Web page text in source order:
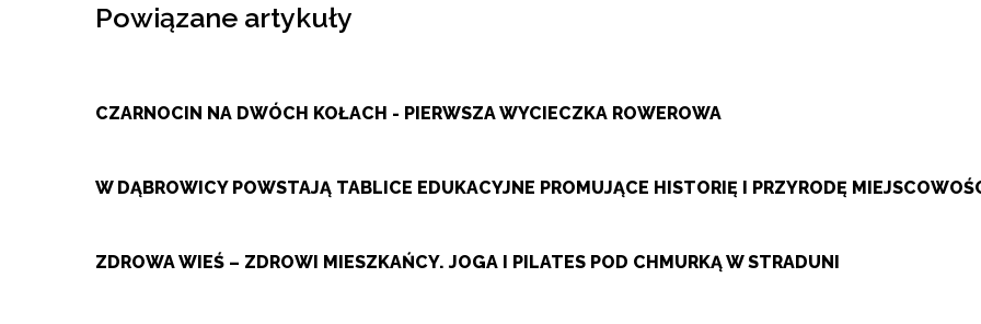
Powiązane artykuły
CZARNOCIN NA DWÓCH KOŁACH - PIERWSZA WYCIECZKA ROWEROWA
W DĄBROWICY POWSTAJĄ TABLICE EDUKACYJNE PROMUJĄCE HISTORIĘ I PRZYRODĘ
ZDROWA WIEŚ – ZDROWI MIESZKAŃCY. JOGA I PILATES POD CHMURKĄ W STRADUNI